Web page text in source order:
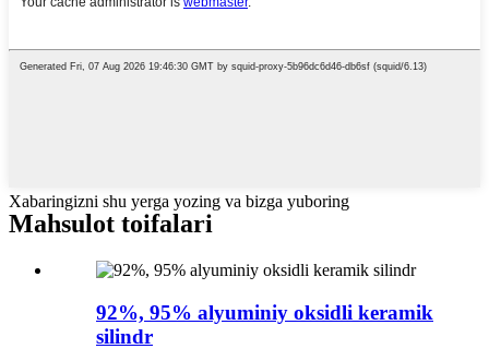
Xabaringizni shu yerga yozing va bizga yuboring
Mahsulot toifalari
92%, 95% alyuminiy oksidli keramik
silindr